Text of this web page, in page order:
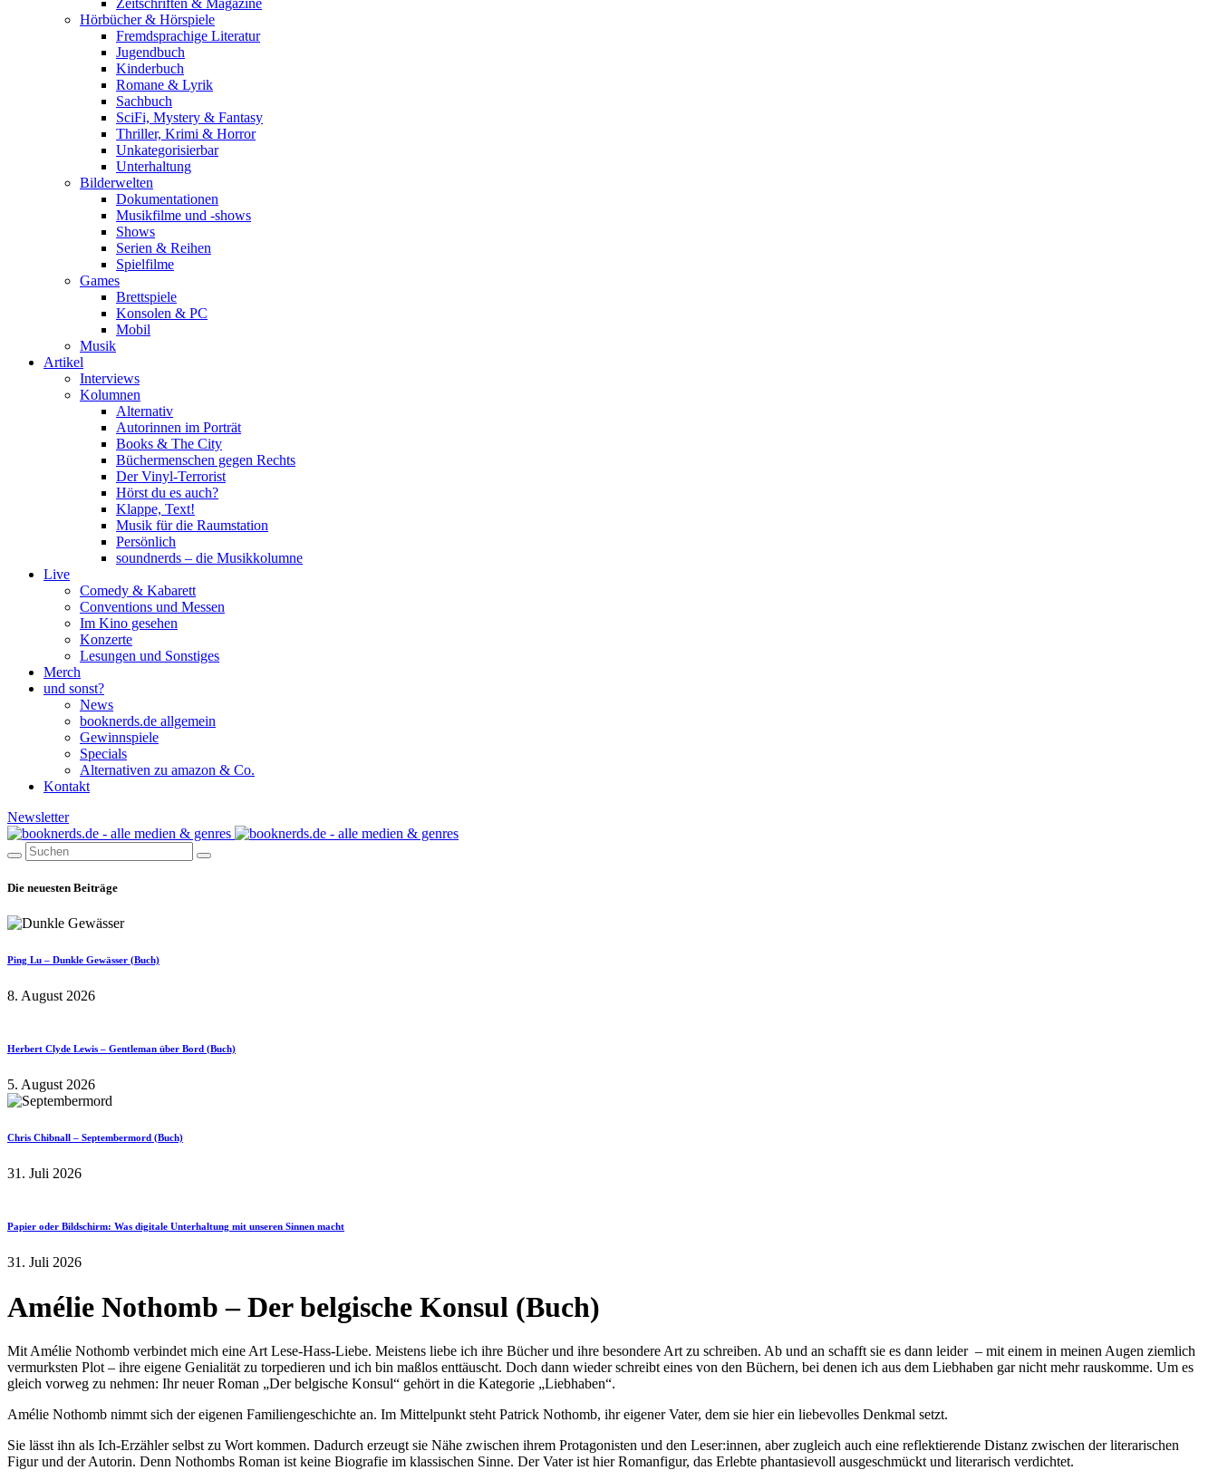
Zeitschriften & Magazine
Hörbücher & Hörspiele
Fremdsprachige Literatur
Jugendbuch
Kinderbuch
Romane & Lyrik
Sachbuch
SciFi, Mystery & Fantasy
Thriller, Krimi & Horror
Unkategorisierbar
Unterhaltung
Bilderwelten
Dokumentationen
Musikfilme und -shows
Shows
Serien & Reihen
Spielfilme
Games
Brettspiele
Konsolen & PC
Mobil
Musik
Artikel
Interviews
Kolumnen
Alternativ
Autorinnen im Porträt
Books & The City
Büchermenschen gegen Rechts
Der Vinyl-Terrorist
Hörst du es auch?
Klappe, Text!
Musik für die Raumstation
Persönlich
soundnerds – die Musikkolumne
Live
Comedy & Kabarett
Conventions und Messen
Im Kino gesehen
Konzerte
Lesungen und Sonstiges
Merch
und sonst?
News
booknerds.de allgemein
Gewinnspiele
Specials
Alternativen zu amazon & Co.
Kontakt
Newsletter
Die neuesten Beiträge
Ping Lu – Dunkle Gewässer (Buch)
8. August 2026
Herbert Clyde Lewis – Gentleman über Bord (Buch)
5. August 2026
Chris Chibnall – Septembermord (Buch)
31. Juli 2026
Papier oder Bildschirm: Was digitale Unterhaltung mit unseren Sinnen macht
31. Juli 2026
Amélie Nothomb – Der belgische Konsul (Buch)
Mit Amélie Nothomb verbindet mich eine Art Lese-Hass-Liebe. Meistens liebe ich ihre Bücher und ihre besondere Art zu schreiben. Ab und an schafft sie es dann leider – mit einem in meinen Augen ziemlich
vermurksten Plot – ihre eigene Genialität zu torpedieren und ich bin maßlos enttäuscht. Doch dann wieder schreibt eines von den Büchern, bei denen ich aus dem Liebhaben gar nicht mehr rauskomme. Um es
gleich vorweg zu nehmen: Ihr neuer Roman „Der belgische Konsul“ gehört in die Kategorie „Liebhaben“.
Amélie Nothomb nimmt sich der eigenen Familiengeschichte an. Im Mittelpunkt steht Patrick Nothomb, ihr eigener Vater, dem sie hier ein liebevolles Denkmal setzt.
Sie lässt ihn als Ich-Erzähler selbst zu Wort kommen. Dadurch erzeugt sie Nähe zwischen ihrem Protagonisten und den Leser:innen, aber zugleich auch eine reflektierende Distanz zwischen der literarischen
Figur und der Autorin. Denn Nothombs Roman ist keine Biografie im klassischen Sinne. Der Vater ist hier Romanfigur, das Erlebte phantasievoll ausgeschmückt und literarisch verdichtet.